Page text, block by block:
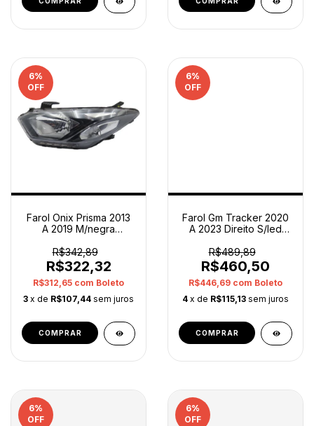
6%
OFF
Farol Onix Prisma 2013
A 2019 M/negra
Orig
Esquerdo/motorista
R$342,89
R$322,32
R$312,65 com Boleto
3 x de R$107,44 sem juros
6%
OFF
Farol Gm Tracker 2020
A 2023 Direito S/led
Direito/passageiro
R$489,89
R$460,50
R$446,69 com Boleto
4 x de R$115,13 sem juros
6%
OFF
6%
OFF